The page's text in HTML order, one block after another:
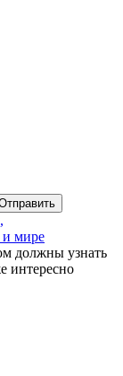
,
и мире
должны узнать
интересно